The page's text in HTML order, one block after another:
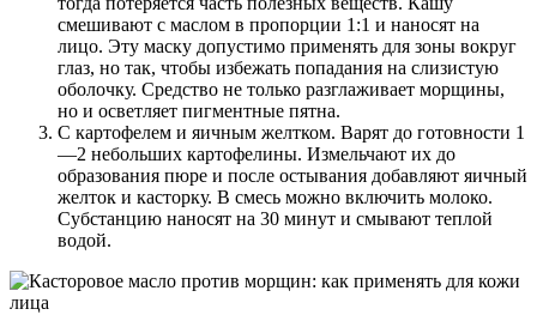
смешивают с маслом в пропорции 1:1 и наносят на
лицо. Эту маску допустимо применять для зоны вокруг
глаз, но так, чтобы избежать попадания на слизистую
оболочку. Средство не только разглаживает морщины,
но и осветляет пигментные пятна.
С картофелем и яичным желтком. Варят до готовности 1
—2 небольших картофелины. Измельчают их до
образования пюре и после остывания добавляют яичный
желток и касторку. В смесь можно включить молоко.
Субстанцию наносят на 30 минут и смывают теплой
водой.